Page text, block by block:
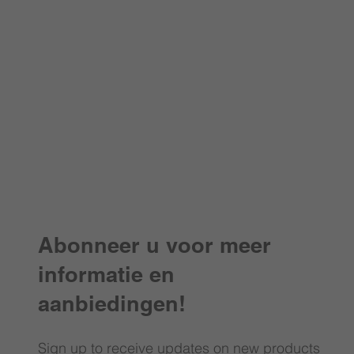
Sign up to receive updates on new products
Abonneer u voor meer
informatie en
aanbiedingen!